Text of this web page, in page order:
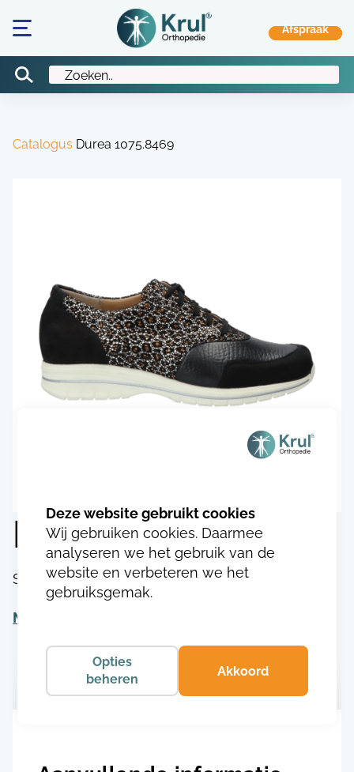
Catalogus Durea 1075.8469
Durea 1075.8469
SKU:DU107517484693
Meer informatie
Wij gebruiken cookies. Daarmee
analyseren we het gebruik van de
website en verbeteren we het
gebruiksgemak.
Opties
beheren
Akkoord